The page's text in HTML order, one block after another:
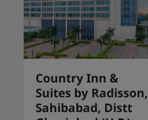
Country Inn &
Suites by Radisson,
Sahibabad, Distt